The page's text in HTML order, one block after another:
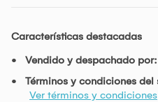
Características destacadas
Vendido y despachado por:
Términos y condiciones del
Ver términos y condiciones